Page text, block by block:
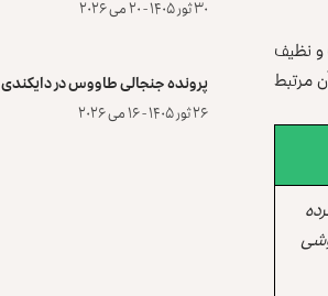
و نظیف
مرتبط
۳۰ ثور ۱۴۰۵ - ۲۰ می ۲۰۲۶
پرونده‌ جنجالی طاووس در دایکندی
۲۶ ثور ۱۴۰۵ - ۱۶ می ۲۰۲۶